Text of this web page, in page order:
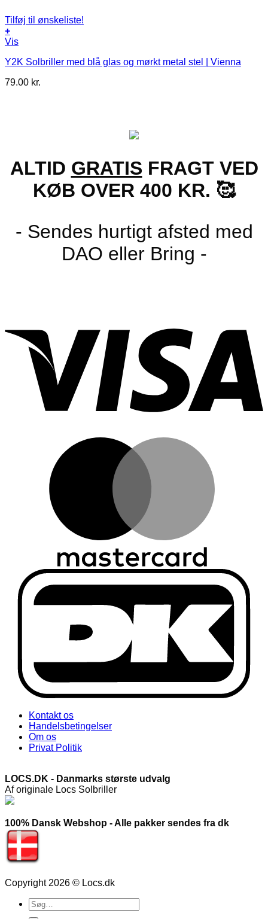
Tilføj til ønskeliste!
+
Vis
Y2K Solbriller med blå glas og mørkt metal stel | Vienna
79.00 kr.
ALTID GRATIS FRAGT VED
KØB OVER 400 KR. 🥰
- Sendes hurtigt afsted med
DAO eller Bring -
Kontakt os
Handelsbetingelser
Om os
Privat Politik
LOCS.DK - Danmarks største udvalg
Af originale Locs Solbriller
100% Dansk Webshop - Alle pakker sendes fra dk
Copyright 2026 © Locs.dk
Søg
efter: